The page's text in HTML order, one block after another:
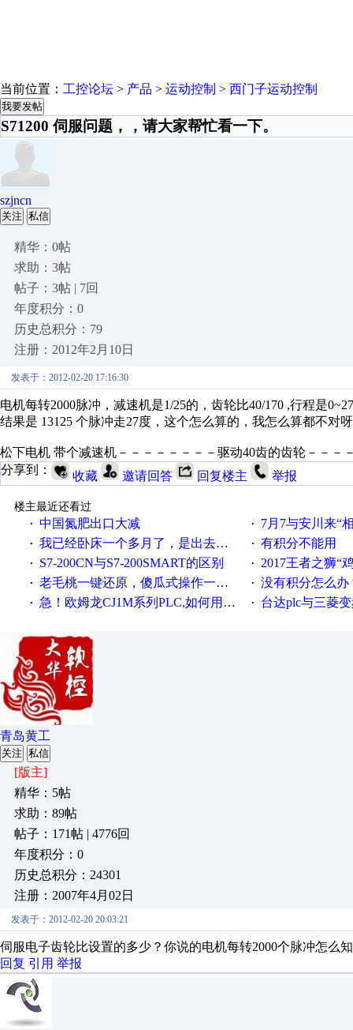
当前位置： 工控论坛 > 产品 > 运动控制 > 西门子运动控制
我要发帖
S71200 伺服问题，，请大家帮忙看一下。
szjncn
关注 私信
精华：0帖
求助：3帖
帖子：3帖 | 7回
年度积分：0
历史总积分：79
注册：2012年2月10日
发表于：2012-02-20 17:16:30
电机每转2000脉冲，减速机是1/25的，齿轮比40/170 ,行程是
结果是 13125 个脉冲走27度，这个怎么算的，我怎么算都不对呀
松下电机 带个减速机－－－－－－－－驱动40齿的齿轮－－－
分享到：
收藏 邀请回答 回复楼主 举报
楼主最近还看过
· 中国氮肥出口大减 · 7月7与安川来“
· 我已经卧床一个多月了，是出去安装机械手在高速遭遇车祸所致:大家工作都要特别注意啊 · 有积分不能用
· S7-200CN与S7-200SMART的区别 · 2017王者之狮“鸡”情签到
· 老毛桃一键还原，傻瓜式操作一键轻松备份还原；程序为向导式安装，一键即可实现自动备份或还原系统。 · 没有积分怎么办
· 急！欧姆龙CJ1M系列PLC,如何用时间控制变频器。要求时间在组态王中可以自由输入！拜托各位大神了！ · 台达plc与三菱
青岛黄工
关注 私信
[版主]
精华：5帖
求助：89帖
帖子：171帖 | 4776回
年度积分：0
历史总积分：24301
注册：2007年4月02日
发表于：2012-02-20 20:03:21
伺服电子齿轮比设置的多少？你说的电机每转2000个脉冲怎么
回复 引用 举报